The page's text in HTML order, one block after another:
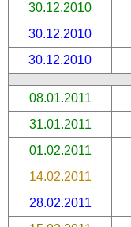
30.12.2010
30.12.2010
30.12.2010
08.01.2011
31.01.2011
01.02.2011
14.02.2011
28.02.2011